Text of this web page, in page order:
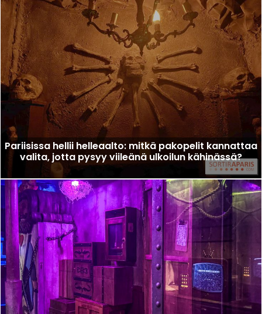
Pariisissa hellii helleaalto: mitkä pakopelit kannattaa
valita, jotta pysyy viileänä ulkoilun kähinässä?